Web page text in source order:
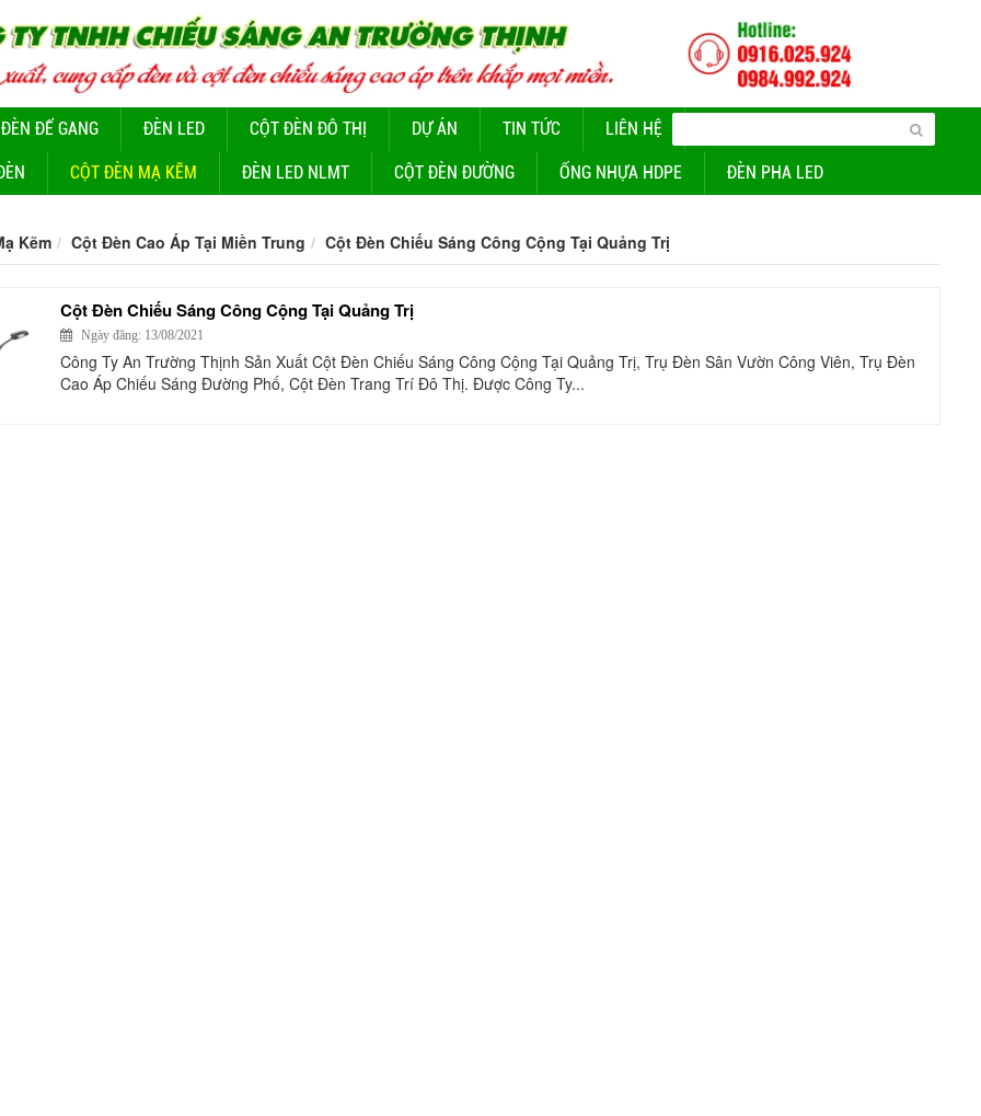
ĐỂ GANG ĐÈN LED CỘT ĐÈN ĐÔ THỊ DỰ ÁN TIN TỨC LIÊN HỆ
CỘT ĐÈN MẠ KẼM ĐÈN LED NLMT CỘT ĐÈN ĐƯỜNG ỐNG NHỰA HDPE ĐÈN PHA LED
Kẽm Cột Đèn Cao Áp Tại Miền Trung Cột Đèn Chiếu Sáng Công Cộng Tại Quảng Trị
Cột Đèn Chiếu Sáng Công Cộng Tại Quảng Trị
Ngày đăng: 13/08/2021
Công Ty An Trường Thịnh Sản Xuất Cột Đèn Chiếu Sáng Công Cộng Tại Quảng Trị, Trụ Đèn Sân Vườn Công Viên, Trụ Đèn
Cao Áp Chiếu Sáng Đường Phố, Cột Đèn Trang Trí Đô Thị. Được Công Ty...